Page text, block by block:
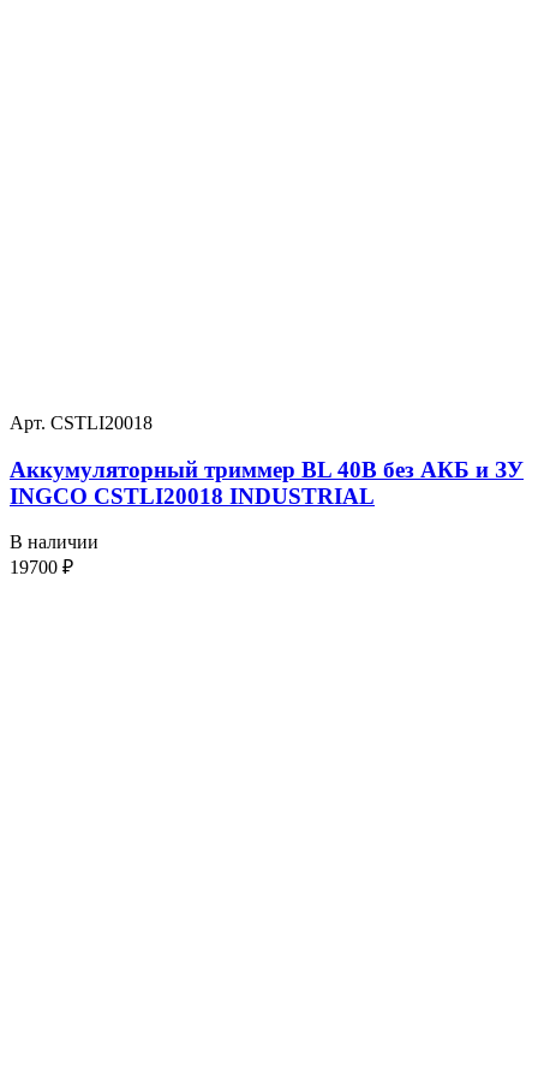
Арт. CSTLI20018
Аккумуляторный триммер BL 40В без АКБ и ЗУ
INGCO CSTLI20018 INDUSTRIAL
В наличии
19700 ₽